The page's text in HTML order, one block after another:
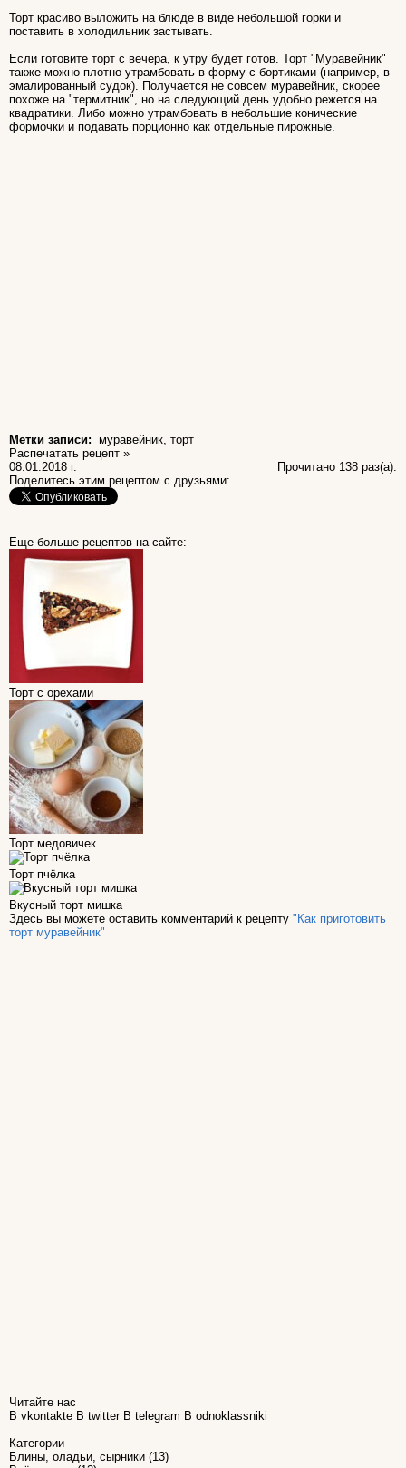
Торт красиво выложить на блюде в виде небольшой горки и
поставить в холодильник застывать.
Если готовите торт с вечера, к утру будет готов. Торт "Муравейник"
также можно плотно утрамбовать в форму с бортиками (например, в
эмалированный судок). Получается не совсем муравейник, скорее
похоже на "термитник", но на следующий день удобно режется на
квадратики. Либо можно утрамбовать в небольшие конические
формочки и подавать порционно как отдельные пирожные.
Метки записи: муравейник торт
Распечатать рецепт »
08.01.2018 г.
Прочитано 138 раз(a).
Поделитесь этим рецептом с друзьями:
Еще больше рецептов на сайте:
Торт с орехами
Торт медовичек
Торт пчёлка
Вкусный торт мишка
Здесь вы можете оставить комментарий к рецепту "Как приготовить
торт муравейник"
Читайте нас
В vkontakte В twitter В telegram В odnoklassniki
Категории
Блины, оладьи, сырники (13)